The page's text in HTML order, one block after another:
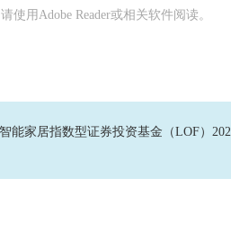
使用Adobe Reader或相关软件阅读。
能家居指数型证券投资基金（LOF）